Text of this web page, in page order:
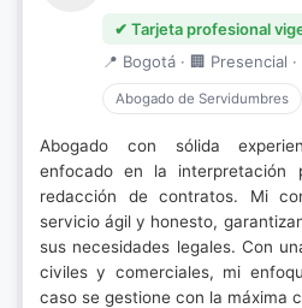
✔ Tarjeta profesional
📍 Bogotá · 🏢 Presencial
Abogado de Servidumbres
Abogado con sólida
enfocado en la interpretación
redacción de contratos. Mi
servicio ágil y honesto,
sus necesidades legales. Con
civiles y comerciales, mi
caso se gestione con la máxima